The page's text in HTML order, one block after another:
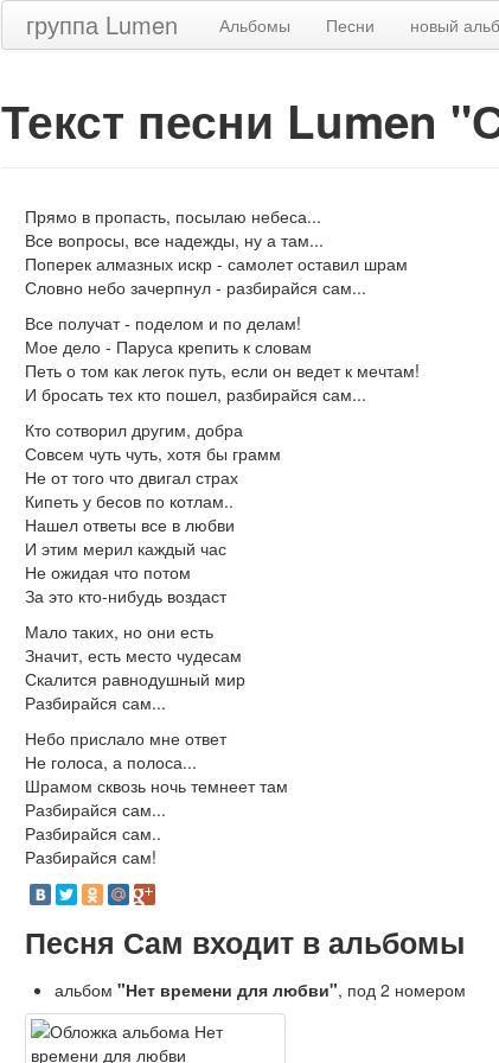
группа Lumen Альбомы Песни новый
Текст песни Lumen
Прямо в пропасть, посылаю небеса...
Все вопросы, все надежды, ну а там...
Поперек алмазных искр - самолет оставил шрам
Словно небо зачерпнул - разбирайся сам...
Все получат - поделом и по делам!
Мое дело - Паруса крепить к словам
Петь о том как легок путь, если он ведет к мечтам!
И бросать тех кто пошел, разбирайся сам...
Кто сотворил другим, добра
Совсем чуть чуть, хотя бы грамм
Не от того что двигал страх
Кипеть у бесов по котлам..
Нашел ответы все в любви
И этим мерил каждый час
Не ожидая что потом
За это кто-нибудь воздаст
Мало таких, но они есть
Значит, есть место чудесам
Скалится равнодушный мир
Разбирайся сам...
Небо прислало мне ответ
Не голоса, а полоса...
Шрамом сквозь ночь темнеет там
Разбирайся сам...
Разбирайся сам..
Разбирайся сам!
Песня Сам входит в альбомы
альбом "Нет времени для любви", под 2 номером